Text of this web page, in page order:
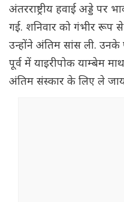
अंतरराष्ट्रीय हवाई अड्डे पर
गई. शनिवार को गंभीर रूप
उन्होंने अंतिम सांस ली. उनके
पूर्व में याइरीपोक याम्बेम
अंतिम संस्कार के लिए ले